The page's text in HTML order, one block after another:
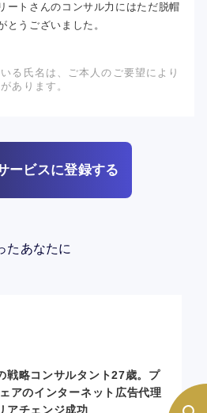
ートさんのコンサル力にはただ脱帽
とうございました。
る氏名は、ご本人のご要望により
あります。
ービスに登録する
たあなたに
戦略コンサルタント27歳。プ
アのインターネット広告代理
アチェンジ成功